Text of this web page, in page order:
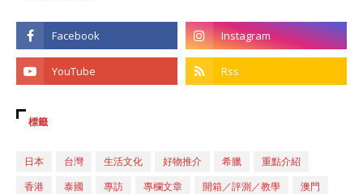
標籤
日本 台灣 生活文化 好物推介 希臘
重點介紹
香港
泰國 專訪 專欄文章 開箱／評測／教學
澳門